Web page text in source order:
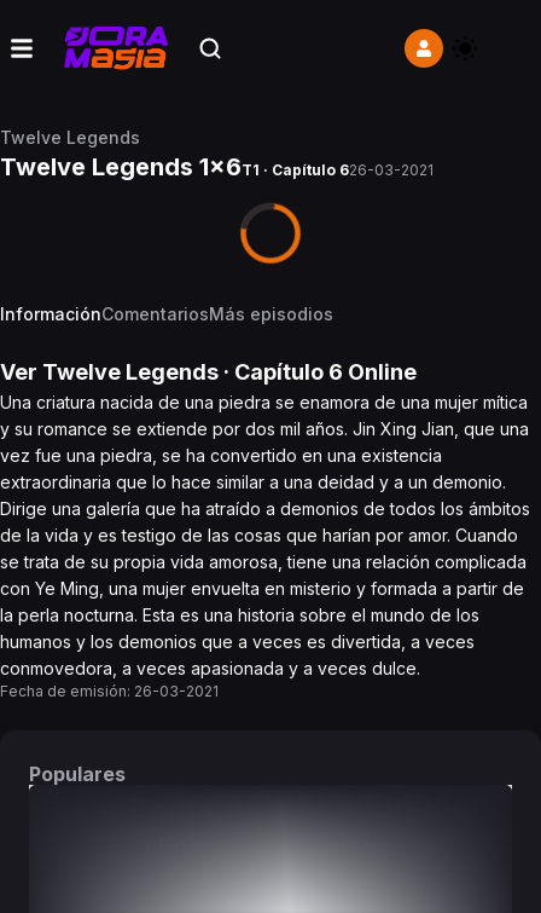
Twelve Legends
Twelve Legends 1x6T1 · Capítulo 626-03-2021
InformaciónComentariosMás episodios
Ver Twelve Legends · Capítulo 6 Online
Una criatura nacida de una piedra se enamora de una mujer mítica
y su romance se extiende por dos mil años. Jin Xing Jian, que una
vez fue una piedra, se ha convertido en una existencia
extraordinaria que lo hace similar a una deidad y a un demonio.
Dirige una galería que ha atraído a demonios de todos los ámbitos
de la vida y es testigo de las cosas que harían por amor. Cuando
se trata de su propia vida amorosa, tiene una relación complicada
con Ye Ming, una mujer envuelta en misterio y formada a partir de
la perla nocturna. Esta es una historia sobre el mundo de los
humanos y los demonios que a veces es divertida, a veces
conmovedora, a veces apasionada y a veces dulce.
Fecha de emisión: 26-03-2021
Populares